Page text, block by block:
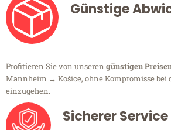
Günstige
Profitieren Sie von unseren günstigen
Mannheim → Košice, ohne Kompromisse bei
einzugehen.
Sicherer Service